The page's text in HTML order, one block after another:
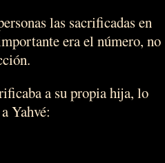
las sacrificadas en
era el número, no
a su propia hija, lo
Yahvé: